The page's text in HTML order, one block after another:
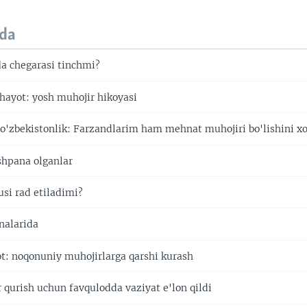
chegarasi tinchmi?
yosh muhojir hikoyasi
Farzandlarim ham mehnat muhojiri bo'lishini
olganlar
rad etiladimi?
noqonuniy muhojirlarga qarshi kurash
qurish uchun favqulodda vaziyat e'lon qildi